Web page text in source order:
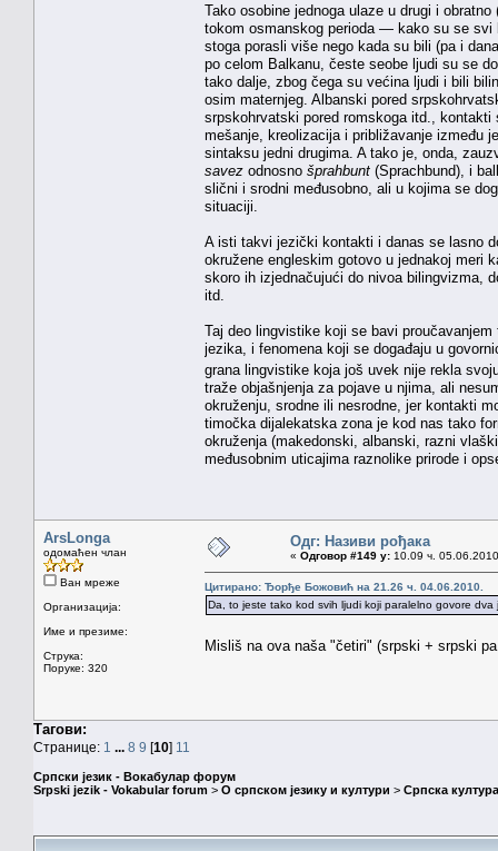
Tako osobine jednoga ulaze u drugi i
tokom osmanskog perioda — kako su se svi
stoga porasli više nego kada su bili (pa i
po celom Balkanu, česte seobe ljudi su se
tako dalje, zbog čega su većina ljudi i bili
osim maternjeg. Albanski pored
srpskohrvatski pored romskoga itd.,
mešanje, kreolizacija i približavanje između
sintaksu jedni drugima. A tako je, onda,
savez odnosno šprahbunt (Sprachbund), i
slični i srodni međusobno, ali u kojima se
situaciji.
A isti takvi jezički kontakti i danas se lasno
okružene engleskim gotovo u jednakoj meri
skoro ih izjednačujući do nivoa bilingvizma,
itd.
Taj deo lingvistike koji se bavi
jezika, i fenomena koji se događaju u
grana lingvistike koja još uvek nije rekla
traže objašnjenja za pojave u njima, ali
okruženju, srodne ili nesrodne, jer kontakti
timočka dijalekatska zona je kod nas tako
okruženja (makedonski, albanski, razni
međusobnim uticajima raznolike prirode i
ArsLonga
одомаћен члан
Ван мреже
Организација:
Име и презиме:
Струка:
Поруке: 320
Одг: Називи рођака
« Одговор #149 у: 10.09 ч.
Цитирано: Ђорђе Божовић на 21.26 ч. 04.06.2010.
Da, to jeste tako kod svih ljudi koji paralelno govore
Misliš na ova naša "četiri" (srpski + srpski
Тагови:
Странице: 1 ... 8 9 [10] 11
Српски језик - Вокабулар форум
Srpski jezik - Vokabular forum > О српском језику и култури > Српска